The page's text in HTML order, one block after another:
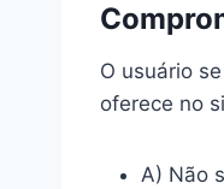
O usuário
oferece no
A) Não